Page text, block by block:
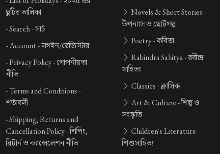
ছুটির তালিকা
-Search -সার্চ
-Account -লগইন/রেজিস্টার
-Privacy Policy -গোপনীয়তা
নীতি
-Terms and Conditions -
শর্তাবলী
-Shipping, Returns and
Cancellation Policy -শিপিং,
রিটার্ন ও ক্যান্সেলেশন নীতি
Novels & Short Stories -
উপন্যাস ও ছোটগল্প
Poetry -কবিতা
Rabindra Sahitya -রবীন্দ্র
সাহিত্য
Classics -ক্লাসিক
Art & Culture -শিল্প ও
সংস্কৃতি
Children's Literature -
শিশুসাহিত্য